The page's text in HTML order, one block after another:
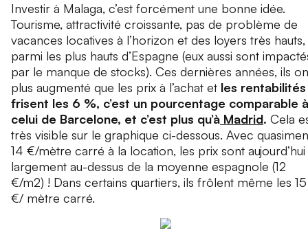
Investir à Malaga, c’est forcément une bonne idée.
Tourisme, attractivité croissante, pas de problème de
vacances locatives à l’horizon et des loyers très hauts,
parmi les plus hauts d’Espagne (eux aussi sont
par le manque de stocks). Ces dernières années, ils
plus augmenté que les prix à l’achat et les rentabilités
frisent les 6 %, c’est un pourcentage comparable à
celui de Barcelone, et c’est plus qu’à Madrid. Cela
très visible sur le graphique ci-dessous. Avec
14 €/mètre carré à la location, les prix sont aujourd’hui
largement au-dessus de la moyenne espagnole (12
€/m2) ! Dans certains quartiers, ils frôlent même les 15
€/ mètre carré.